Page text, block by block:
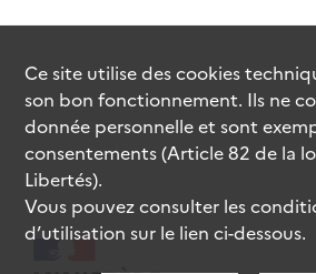
Ce site utilise descookies
son bon fonctionnement. Ils ne
donnée personnelle et sont
consentements (Article 82 de la
Libertés).
Vous pouvez consulter les
d’utilisation sur le lien ci-dessous.